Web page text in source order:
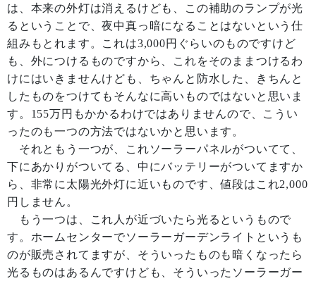
は、本来の外灯は消えるけども、この補助のランプが光
るということで、夜中真っ暗になることはないという仕
組みもとれます。これは3,000円ぐらいのものですけど
も、外につけるものですから、これをそのままつけるわ
けにはいきませんけども、ちゃんと防水した、きちんと
したものをつけてもそんなに高いものではないと思いま
す。155万円もかかるわけではありませんので、こうい
ったのも一つの方法ではないかと思います。
それともう一つが、これソーラーパネルがついてて、
下にあかりがついてる、中にバッテリーがついてますか
ら、非常に太陽光外灯に近いものです、値段はこれ2,000
円しません。
もう一つは、これ人が近づいたら光るというもので
す。ホームセンターでソーラーガーデンライトというも
のが販売されてますが、そういったものも暗くなったら
光るものはあるんですけども、そういったソーラーガー